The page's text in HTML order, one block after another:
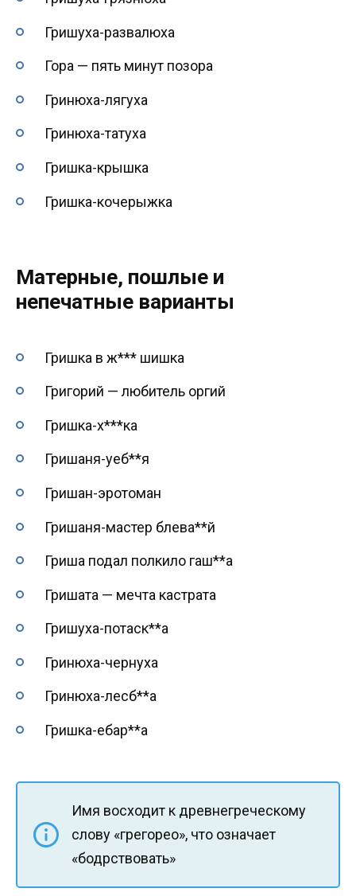
Гришуха-развалюха
Гора — пять минут позора
Гринюха-лягуха
Гринюха-татуха
Гришка-крышка
Гришка-кочерыжка
Матерные, пошлые и
непечатные варианты
Гришка в ж*** шишка
Григорий — любитель оргий
Гришка-х***ка
Гришаня-уеб**я
Гришан-эротоман
Гришаня-мастер блева**й
Гриша подал полкило гаш**а
Гришата — мечта кастрата
Гришуха-потаск**а
Гринюха-чернуха
Гринюха-лесб**а
Гришка-ебар**а
Имя восходит к древнегреческому
слову «грегорео», что означает
«бодрствовать»